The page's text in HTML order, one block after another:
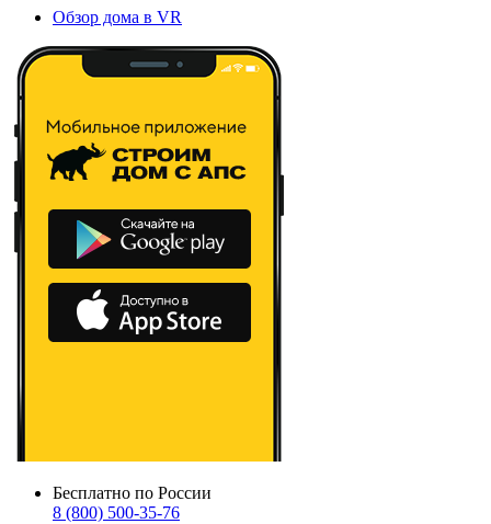
Обзор дома в VR
Бесплатно по России
8 (800) 500-35-76